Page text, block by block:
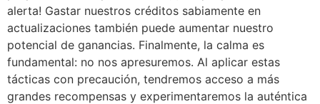
alerta! Gastar nuestros créditos sabiamente en
actualizaciones también puede aumentar nuestro
potencial de ganancias. Finalmente, la calma es
fundamental: no nos apresuremos. Al aplicar estas
tácticas con precaución, tendremos acceso a más
grandes recompensas y experimentaremos la auténtica